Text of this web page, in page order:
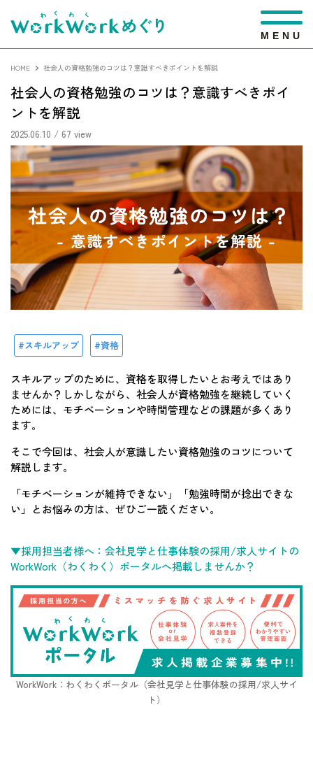
M E N U
HOME 社会人の資格勉強のコツは？意識すべきポイントを解説
社会人の資格勉強のコツは？意識すべきポイ
ントを解説
2025.06.10 / 67 view
スキルアップ 資格
スキルアップのために、資格を取得したいとお考えではあり
ませんか？しかしながら、社会人が資格勉強を継続していく
ためには、モチベーションや時間管理などの課題が多くあり
ます。
そこで今回は、社会人が意識したい資格勉強のコツについて
解説します。
「モチベーションが維持できない」「勉強時間が捻出できな
い」とお悩みの方は、ぜひご一読ください。
▼採用担当者様へ：会社見学と仕事体験の採用/求人サイトの
WorkWork（わくわく）ポータルへ掲載しませんか？
WorkWork：わくわくポータル（会社見学と仕事体験の採用/求人サイ
ト）